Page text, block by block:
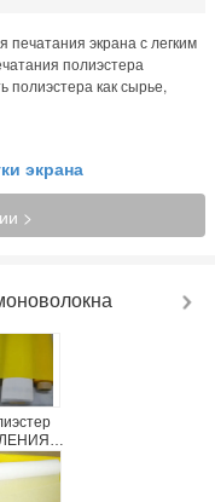
экрана с легким
полиэстера
полиэстера как сырье,
экрана
>
ЗА